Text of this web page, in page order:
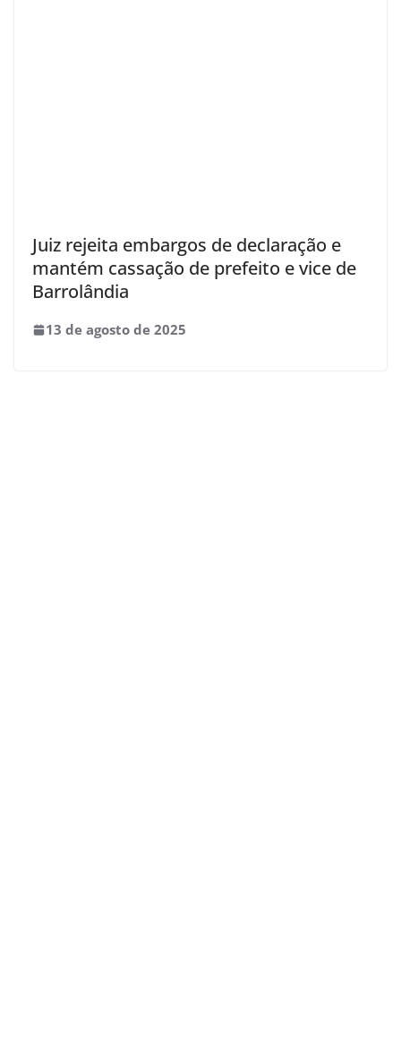
Juiz rejeita embargos de declaração e
mantém cassação de prefeito e vice de
Barrolândia
13 de agosto de 2025